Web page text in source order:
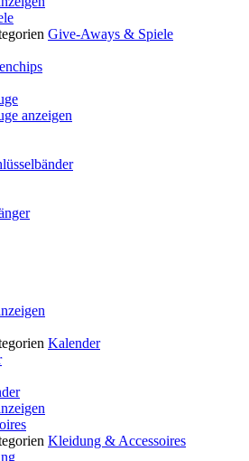
Give-Aways & Spiele
anzeigen
Kalender
Kleidung & Accessoires